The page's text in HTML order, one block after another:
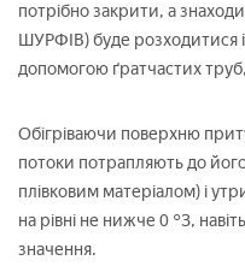
потрібно закрити, а
ШУРФІВ) буде розходитися
допомогою ґратчастих
Обігріваючи поверхню
потоки потрапляють до
плівковим матеріалом) і
на рівні не нижче 0 °З,
значення.